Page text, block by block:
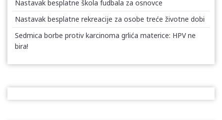
Nastavak besplatne škola fudbala za osnovce
Nastavak besplatne rekreacije za osobe treće životne dobi
Sedmica borbe protiv karcinoma grlića materice: HPV ne
bira!